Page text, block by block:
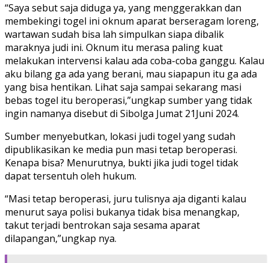
“Saya sebut saja diduga ya, yang menggerakkan dan
membekingi togel ini oknum aparat berseragam loreng,
wartawan sudah bisa lah simpulkan siapa dibalik
maraknya judi ini. Oknum itu merasa paling kuat
melakukan intervensi kalau ada coba-coba ganggu. Kalau
aku bilang ga ada yang berani, mau siapapun itu ga ada
yang bisa hentikan. Lihat saja sampai sekarang masi
bebas togel itu beroperasi,”ungkap sumber yang tidak
ingin namanya disebut di Sibolga Jumat 21Juni 2024.
Sumber menyebutkan, lokasi judi togel yang sudah
dipublikasikan ke media pun masi tetap beroperasi.
Kenapa bisa? Menurutnya, bukti jika judi togel tidak
dapat tersentuh oleh hukum.
“Masi tetap beroperasi, juru tulisnya aja diganti kalau
menurut saya polisi bukanya tidak bisa menangkap,
takut terjadi bentrokan saja sesama aparat
dilapangan,”ungkap nya.